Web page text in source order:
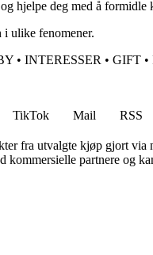
hjelpe deg med å formidle
ulike fenomener.
• INTERESSER • GIFT •
TikTok Mail
RSS
fra utvalgte kjøp gjort via
partnere og